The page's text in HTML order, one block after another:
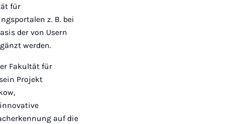
für
z. B. bei
der von Usern
werden.
Fakultät für
Projekt
auf die